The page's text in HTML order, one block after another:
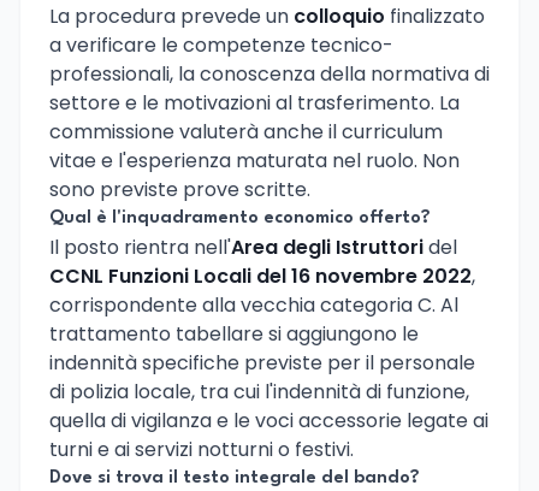
La procedura prevede un colloquio finalizzato
a verificare le competenze tecnico-
professionali, la conoscenza della normativa di
settore e le motivazioni al trasferimento. La
commissione valuterà anche il curriculum
vitae e l'esperienza maturata nel ruolo. Non
sono previste prove scritte.
Qual è l'inquadramento economico offerto?
Il posto rientra nell'Area degli Istruttoridel
CCNL Funzioni Locali del 16 novembre 2022,
corrispondente alla vecchia categoria C. Al
trattamento tabellare si aggiungono le
indennità specifiche previste per il personale
di polizia locale, tra cui l'indennità di funzione,
quella di vigilanza e le voci accessorie legate ai
turni e ai servizi notturni o festivi.
Dove si trova il testo integrale del bando?